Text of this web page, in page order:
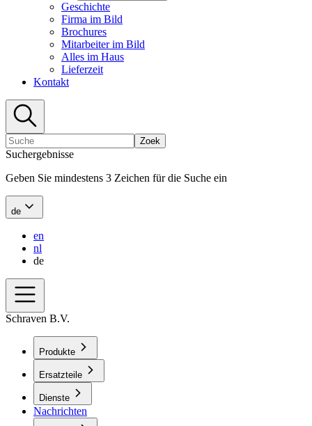
Geschichte
Firma im Bild
Brochures
Mitarbeiter im Bild
Alles im Haus
Lieferzeit
Kontakt
Zoek
Suchergebnisse
Geben Sie mindestens 3 Zeichen für die Suche ein
de
en
nl
de
Schraven B.V.
Produkte
Ersatzteile
Dienste
Nachrichten